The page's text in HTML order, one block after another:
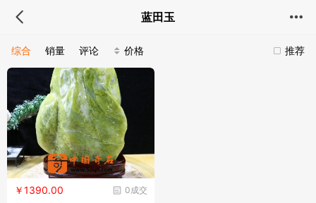
蓝田玉
推荐
综合 销量 评论 价格
0成交
￥1390.00